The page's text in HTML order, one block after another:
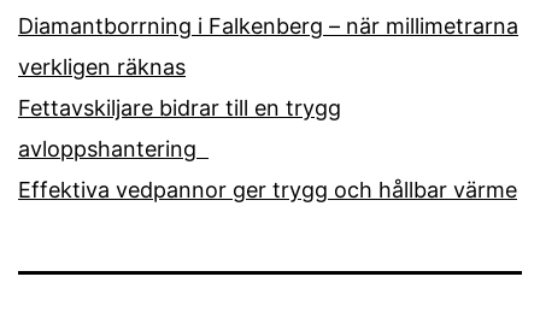
Diamantborrning i Falkenberg – när millimetrarna
verkligen räknas
Fettavskiljare bidrar till en trygg
avloppshantering
Effektiva vedpannor ger trygg och hållbar värme